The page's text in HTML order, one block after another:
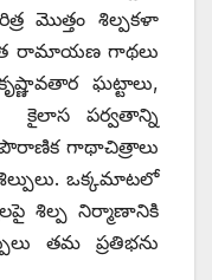
మొత్తం శిల్పకళా
రామాయణ గాథలు
ఘట్టాలు,
కైలాస పర్వతాన్ని
పౌరాణిక గాథాచిత్రాలు
ఒక్కమాటలో
శిల్ప నిర్మాణానికి
తమ ప్రతిభను